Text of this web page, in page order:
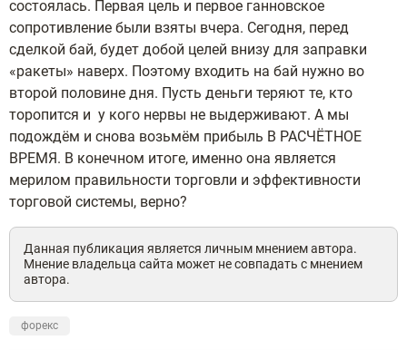
состоялась. Первая цель и первое ганновское
сопротивление были взяты вчера. Сегодня, перед
сделкой бай, будет добой целей внизу для заправки
«ракеты» наверх. Поэтому входить на бай нужно во
второй половине дня. Пусть деньги теряют те, кто
торопится и у кого нервы не выдерживают. А мы
подождём и снова возьмём прибыль В РАСЧЁТНОЕ
ВРЕМЯ. В конечном итоге, именно она является
мерилом правильности торговли и эффективности
торговой системы, верно?
Данная публикация является личным мнением автора.
Мнение владельца сайта может не совпадать с мнением
автора.
форекс